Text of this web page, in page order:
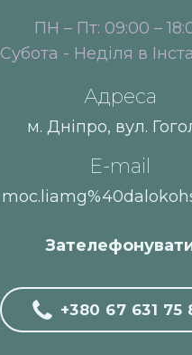
ПН – Пт: 09:00 –
Субота - Неділя в
Адреса
м. Дніпро, вул.
E-mail
+380 67 631 75